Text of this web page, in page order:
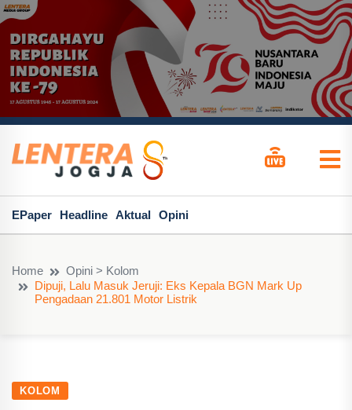
EPaper Headline Aktual Opini
Home
Opini > Kolom
Dipuji, Lalu Masuk Jeruji: Eks Kepala BGN Mark Up
Pengadaan 21.801 Motor Listrik
KOLOM